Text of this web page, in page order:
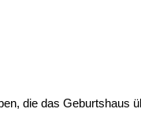
die das Geburtshaus